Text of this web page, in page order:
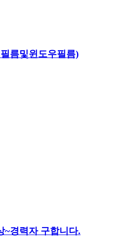
름및윈도우필름)
~경력자 구합니다.